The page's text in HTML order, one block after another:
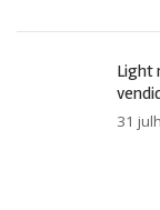
Light
31